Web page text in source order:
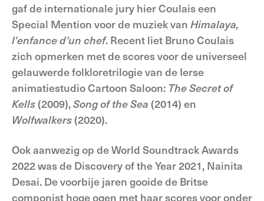
gaf de internationale jury hier Coulais een
Special Mention voor de muziek van Himalaya,
l'enfance d'un chef. Recent liet Bruno Coulais
zich opmerken met de scores voor de universeel
gelauwerde folkloretrilogie van de Ierse
animatiestudio Cartoon Saloon: The Secret of
Kells (2009),Song of the Sea (2014) en
Wolfwalkers (2020).
Ook aanwezig op de World Soundtrack Awards
2022 was de Discovery of the Year 2021, Nainita
Desai. De voorbije jaren gooide de Britse
componist hoge ogen met haar scores voor onder